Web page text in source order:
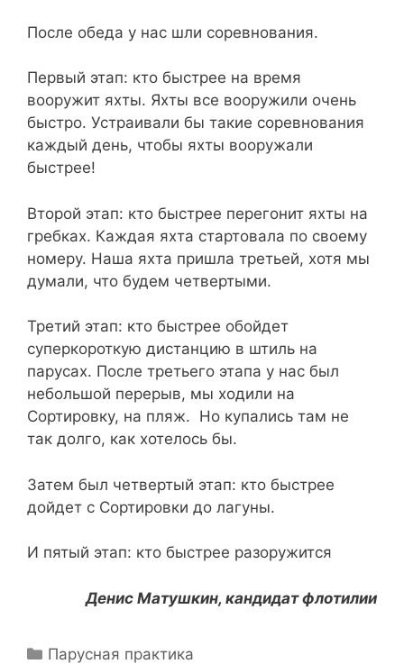
После обеда у нас шли соревнования.
Первый этап: кто быстрее на время
вооружит яхты. Яхты все вооружили очень
быстро. Устраивали бы такие соревнования
каждый день, чтобы яхты вооружали
быстрее!
Второй этап: кто быстрее перегонит яхты на
гребках. Каждая яхта стартовала по своему
номеру. Наша яхта пришла третьей, хотя мы
думали, что будем четвертыми.
Третий этап: кто быстрее обойдет
суперкороткую дистанцию в штиль на
парусах. После третьего этапа у нас был
небольшой перерыв, мы ходили на
Сортировку, на пляж. Но купались там не
так долго, как хотелось бы.
Затем был четвертый этап: кто быстрее
дойдет с Сортировки до лагуны.
И пятый этап: кто быстрее разоружится
Денис Матушкин, кандидат флотилии
Рубрики
Парусная практика